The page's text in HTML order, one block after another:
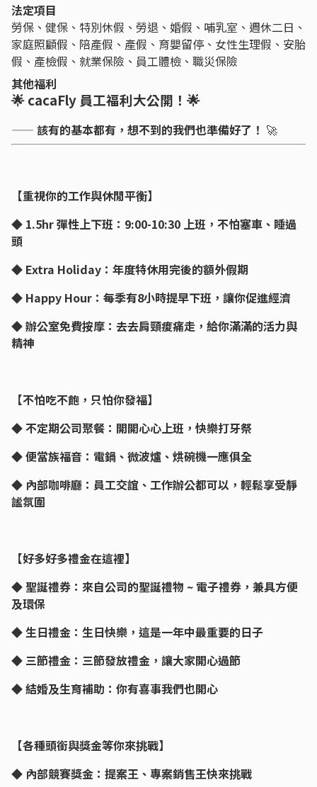
法定項目
勞保、健保、特別休假、勞退、婚假、哺乳室、週休二日、
家庭照顧假、陪產假、產假、育嬰留停、女性生理假、安胎
假、產檢假、就業保險、員工體檢、職災保險
其他福利
🌟 cacaFly 員工福利大公開！🌟
—— 該有的基本都有，想不到的我們也準備好了！ 🚀
【重視你的工作與休閒平衡】
◆ 1.5hr 彈性上下班：9:00-10:30 上班，不怕塞車、睡過
頭
◆ Extra Holiday：年度特休用完後的額外假期
◆ Happy Hour：每季有8小時提早下班，讓你促進經濟
◆ 辦公室免費按摩：去去肩頸痠痛走，給你滿滿的活力與
精神
【不怕吃不飽，只怕你發福】
◆ 不定期公司聚餐：開開心心上班，快樂打牙祭
◆ 便當族福音：電鍋、微波爐、烘碗機一應俱全
◆ 內部咖啡廳：員工交誼、工作辦公都可以，輕鬆享受靜
謐氛圍
【好多好多禮金在這裡】
◆ 聖誕禮券：來自公司的聖誕禮物 ~ 電子禮券，兼具方便
及環保
◆ 生日禮金：生日快樂，這是一年中最重要的日子
◆ 三節禮金：三節發放禮金，讓大家開心過節
◆ 結婚及生育補助：你有喜事我們也開心
【各種頭銜與獎金等你來挑戰】
◆ 內部競賽獎金：提案王、專案銷售王快來挑戰